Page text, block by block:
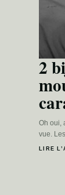
2
Oh oui,
vue.
LIRE